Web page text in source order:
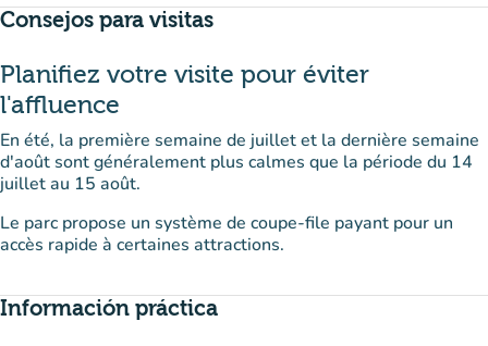
Consejos para visitas
Planifiez votre visite pour éviter
l'affluence
En été, la première semaine de juillet et la dernière semaine
d'août sont généralement plus calmes que la période du 14
juillet au 15 août.
Le parc propose un système de coupe-file payant pour un
accès rapide à certaines attractions.
Información práctica